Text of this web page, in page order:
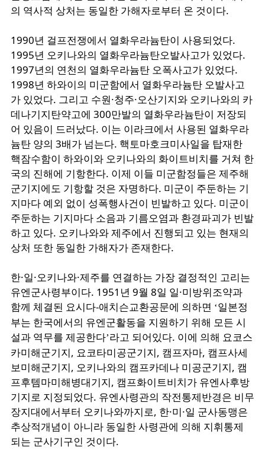
의 역사적 상처는 동일한 가해자로부터 온 것이다.
1990년 걸프전쟁에서 열화우라늄탄이 사용되었다.
1995년 오키나와의 열화우라늄탄오발사고가 있었다.
1997년의 연천의 열화우라늄탄 오폭사고가 있었다.
1998년 하와이의 미군함에서 열화우라늄탄 오발사고
가 있었다. 그리고 수원·청주·오산기지와 오키나와의 카
데나기지탄약고에 300만발의 열화우라늄탄이 저장되
어 있음이 드러났다. 이는 이라크에서 사용된 열화우라
늄탄 양의 3배가 넘는다. 핵토마호크미사일을 탑재한
핵잠수함이 하와이와 오키나와의 화이트비치를 거쳐 한
국의 진해에 기항한다. 이제 이들 미군함정들은 제주해
군기지에도 기항할 것은 자명하다. 미군이 주둔하는 기
지마다 예외 없이 성폭행사건이 빈발하고 있다. 미군이
주둔하는 기지마다 소음과 기름오염과 환경파괴가 빈발
하고 있다. 오키나와와제주에서 진행되고 있는 현재의
상처 또한 동일한 가해자가 존재한다.
한·일·오키나와·제주를 연결하는 가장 결정적인 고리는
유엔군사령부이다. 1951 년 9월 8일 일·미방위조약과
함께 체결된 요시다-애치슨교환공문에 의하면 ‘일본정
부는 한국에서의 유엔군활동을 지원하기 위해 모든 시
설과 역무를 제공한다’라고 되어있다. 이에 의해 요코스
카미해군기지, 요코타미공군기지, 캠프자마, 캠프사세
보미해군기지, 오키나와의 캠프카데나 미공군기지, 캠
프후템마미해병대기지, 캠프화이트비치가 유엔사후방
기지로 지정되었다. 유엔사령관의 작전통제반경은 비무
장지대에서부터 오키나와까지로, 한·미·일 군사동맹은
추상적개념이 아니라 동일한사령관에 의해 지휘통제
되는 군사기구인 것이다.